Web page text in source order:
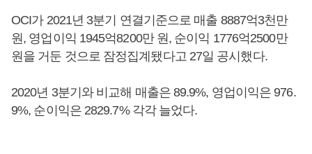
OCI가 2021년 3분기 연결기준으로 매출 8887억3천만
원, 영업이익 1945억8200만 원, 순이익 1776억2500만
원을 거둔 것으로 잠정집계됐다고 27일 공시했다.
2020년 3분기와 비교해 매출은 89.9%, 영업이익은 976.
9%, 순이익은 2829.7% 각각 늘었다.